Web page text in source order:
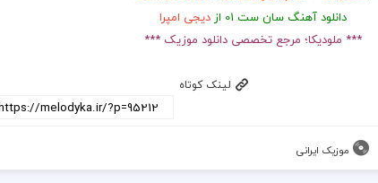
دانلود آهنگ سان ست 01 از
دیجی امپرا
*** ملودیکا؛ مرجع تخصصی دانلود موزیک ***
لینک کوتاه
موزیک ایرانی